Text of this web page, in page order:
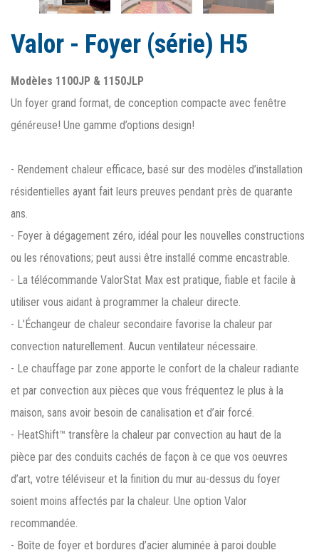
Valor - Foyer (série) H5
Modèles 1100JP & 1150JLP
Un foyer grand format, de conception compacte avec fenêtre
généreuse! Une gamme d’options design!
- Rendement chaleur efficace, basé sur des modèles d’installation
résidentielles ayant fait leurs preuves pendant près de quarante
ans.
- Foyer à dégagement zéro, idéal pour les nouvelles constructions
ou les rénovations; peut aussi être installé comme encastrable.
- La télécommande ValorStat Max est pratique, fiable et facile à
utiliser vous aidant à programmer la chaleur directe.
- L’Échangeur de chaleur secondaire favorise la chaleur par
convection naturellement. Aucun ventilateur nécessaire.
- Le chauffage par zone apporte le confort de la chaleur radiante
et par convection aux pièces que vous fréquentez le plus à la
maison, sans avoir besoin de canalisation et d’air forcé.
- HeatShift™ transfère la chaleur par convection au haut de la
pièce par des conduits cachés de façon à ce que vos oeuvres
d’art, votre téléviseur et la finition du mur au-dessus du foyer
soient moins affectés par la chaleur. Une option Valor
recommandée.
- Boîte de foyer et bordures d’acier aluminée à paroi double